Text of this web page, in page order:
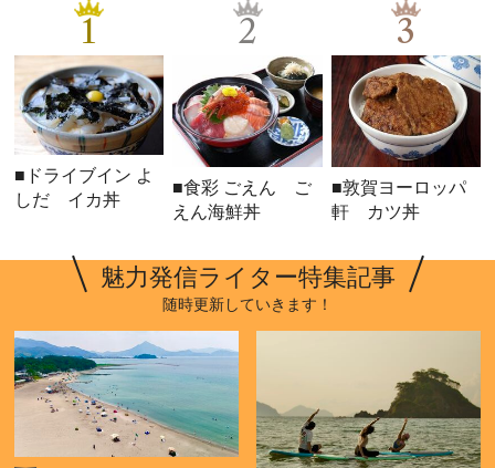
1
■ドライブイン よ
しだ イカ丼
2
■食彩 ごえん ご
えん海鮮丼
3
■敦賀ヨーロッパ
軒 カツ丼
魅力発信ライター特集記事
随時更新していきます！